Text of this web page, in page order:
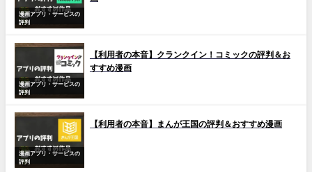
漫画アプリ・サービスの
評判
漫画アプリ・サービスの
評判
【利用者の本音】クランクイン！コミックの評判＆お
すすめ漫画
漫画アプリ・サービスの
評判
【利用者の本音】まんが王国の評判＆おすすめ漫画